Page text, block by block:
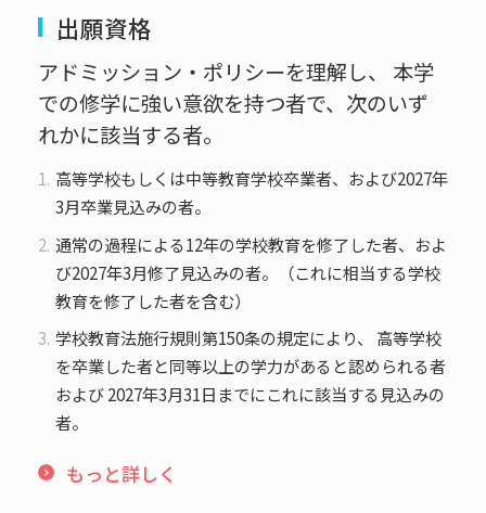
出願資格
アドミッション・ポリシーを理解し、 本学
での修学に強い意欲を持つ者で、次のいず
れかに該当する者。
高等学校もしくは中等教育学校卒業者、および2027年
3月卒業見込みの者。
通常の過程による12年の学校教育を修了した者、およ
び2027年3月修了見込みの者。（これに相当する学校
教育を修了した者を含む）
学校教育法施行規則第150条の規定により、 高等学校
を卒業した者と同等以上の学力があると認められる者
および 2027年3月31日までにこれに該当する見込みの
者。
もっと詳しく